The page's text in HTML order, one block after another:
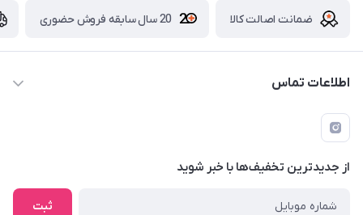
ضمانت اصالت کالا 20 سال سابقه فروش حضوری
اطلاعات تماس
09229839700 - 08338354666
info@cosmetics110.com
کرمانشاه ، بلوار نوبهار ، بین کوی ۱۱۰ و ۱۱۲ ، آرایشی و بهداشتی ۱۱۰
از جدید‌ترین تخفیف‌ها با‌ خبر شوید
ثبت